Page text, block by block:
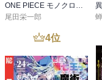
ONE PIECE モノクロ版 115
尾田栄一郎
4位